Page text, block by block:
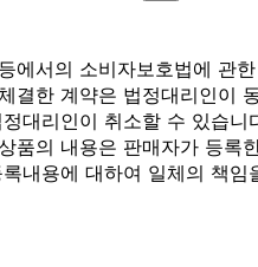
에서의 소비자보호법에 관
결한 계약은 법정대리인이
대리인이 취소할 수 있습니
품의 내용은 판매자가 등록
내용에 대하여 일체의 책임